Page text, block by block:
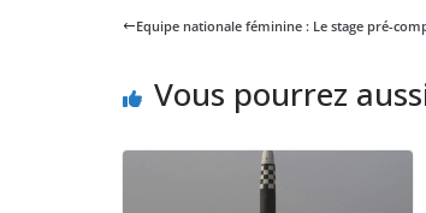
Equipe nationale féminine : Le stage pré-
Vous pourrez